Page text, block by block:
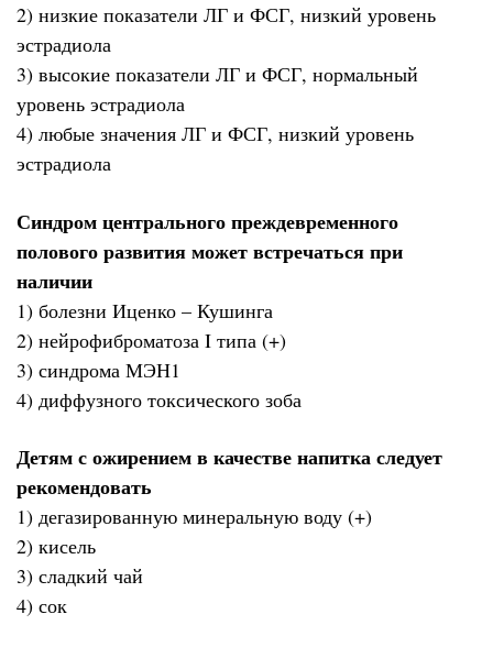
2) низкие показатели ЛГ и ФСГ, низкий уровень
эстрадиола
3) высокие показатели ЛГ и ФСГ, нормальный
уровень эстрадиола
4) любые значения ЛГ и ФСГ, низкий уровень
эстрадиола
Синдром центрального преждевременного
полового развития может встречаться при
наличии
1) болезни Иценко – Кушинга
2) нейрофиброматоза I типа (+)
3) синдрома МЭН1
4) диффузного токсического зоба
Детям с ожирением в качестве напитка следует
рекомендовать
1) дегазированную минеральную воду (+)
2) кисель
3) сладкий чай
4) сок